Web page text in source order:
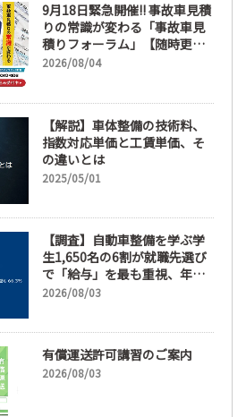
9月18日緊急開催!! 事故車見積
りの常識が変わる「事故車見
積りフォーラム」【随時更
新】
2026/08/04
【解説】車体整備の技術料、
指数対応単価と工賃単価、そ
の違いとは
2025/05/01
【調査】自動車整備を学ぶ学
生1,650名の6割が就職先選び
で「給与」を最も重視、年間
休日「110日以上」希望も
2026/08/03
有償運送許可講習のご案内
2026/08/03